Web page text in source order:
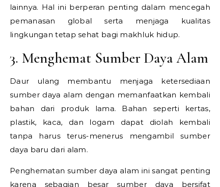
lainnya. Hal ini berperan penting dalam mencegah
pemanasan global serta menjaga kualitas
lingkungan tetap sehat bagi makhluk hidup.
3. Menghemat Sumber Daya Alam
Daur ulang membantu menjaga ketersediaan
sumber daya alam dengan memanfaatkan kembali
bahan dari produk lama. Bahan seperti kertas,
plastik, kaca, dan logam dapat diolah kembali
tanpa harus terus-menerus mengambil sumber
daya baru dari alam.
Penghematan sumber daya alam ini sangat penting
karena sebagian besar sumber daya bersifat